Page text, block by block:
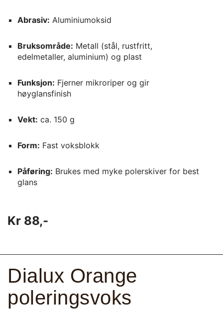
Abrasiv: Aluminiumoksid
Bruksområde: Metall (stål, rustfritt,
edelmetaller, aluminium) og plast
Funksjon: Fjerner mikroriper og gir
høyglansfinish
Vekt: ca. 150 g
Form: Fast voksblokk
Påføring: Brukes med myke polerskiver for best
glans
Kr 88,-
Dialux Orange
poleringsvoks